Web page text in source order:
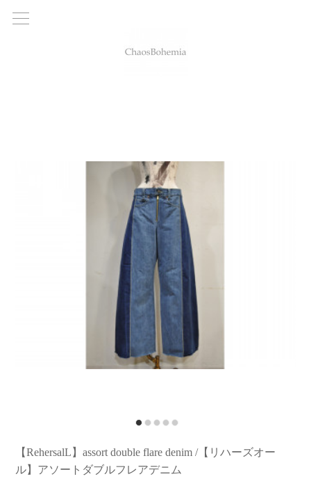
【RehersalL】assort double flare denim /【リハーズオー
ル】アソートダブルフレアデニム